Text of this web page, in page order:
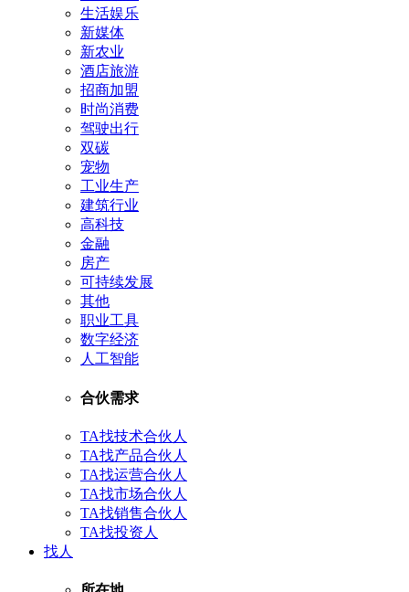
生活娱乐
新媒体
新农业
酒店旅游
招商加盟
时尚消费
驾驶出行
双碳
宠物
工业生产
建筑行业
高科技
金融
房产
可持续发展
其他
职业工具
数字经济
人工智能
合伙需求
TA找技术合伙人
TA找产品合伙人
TA找运营合伙人
TA找市场合伙人
TA找销售合伙人
TA找投资人
找人